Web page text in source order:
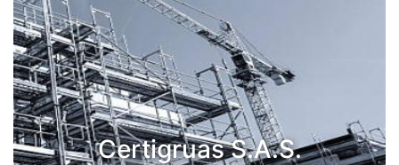
Certigruas S.A.S.